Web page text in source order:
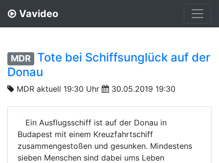
Vavideo
MDR
Tote bei Schiffsunglück auf der
Donau
MDR aktuell 19:30 Uhr 30.05.2019 19:30
Ein Ausflugsschiff ist auf der Donau in
Budapest mit einem Kreuzfahrtschiff
zusammengestoßen und gesunken. Mindestens
sieben Menschen sind dabei ums Leben